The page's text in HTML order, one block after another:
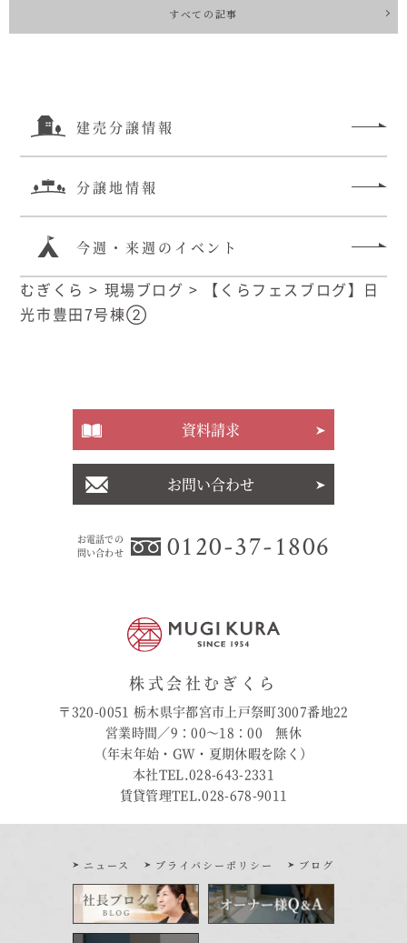
すべての記事
建売分譲情報
分譲地情報
今週・来週のイベント
むぎくら > 現場ブログ >
【くらフェスブログ】日
光市豊田7号棟②
お電話での
問い合わせ
0120-37-1806
資料請求
お問い合わせ
株式会社むぎくら
〒320-0051 栃木県宇都宮市上戸祭町3007番地22
営業時間／9：00〜18：00 無休
（年末年始・GW・夏期休暇を除く）
本社TEL.028-643-2331
賃貸管理TEL.028-678-9011
ニュース プライバシーポリシー ブログ